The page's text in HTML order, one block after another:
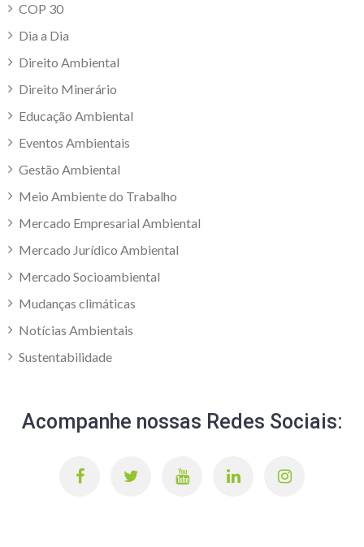
COP 30
Dia a Dia
Direito Ambiental
Direito Minerário
Educação Ambiental
Eventos Ambientais
Gestão Ambiental
Meio Ambiente do Trabalho
Mercado Empresarial Ambiental
Mercado Jurídico Ambiental
Mercado Socioambiental
Mudanças climáticas
Notícias Ambientais
Sustentabilidade
Acompanhe nossas Redes Sociais: